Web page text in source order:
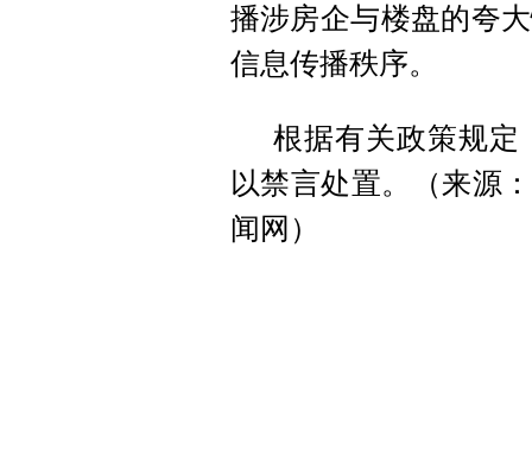
播涉房企与楼盘的夸
信息传播秩序。
根据有关政策规定
以禁言处置。（来源
闻网）